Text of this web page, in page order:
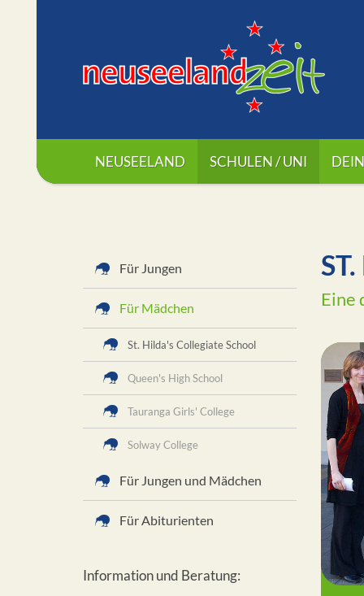
NEUSEELAND SCHULEN / UNI
Für Jungen
Für Mädchen
St. Hilda's Collegiate School
Queen's High School
Tauranga Girls' College
Solway College
Für Jungen und Mädchen
Für Abiturienten
Information und Beratung:
Eine